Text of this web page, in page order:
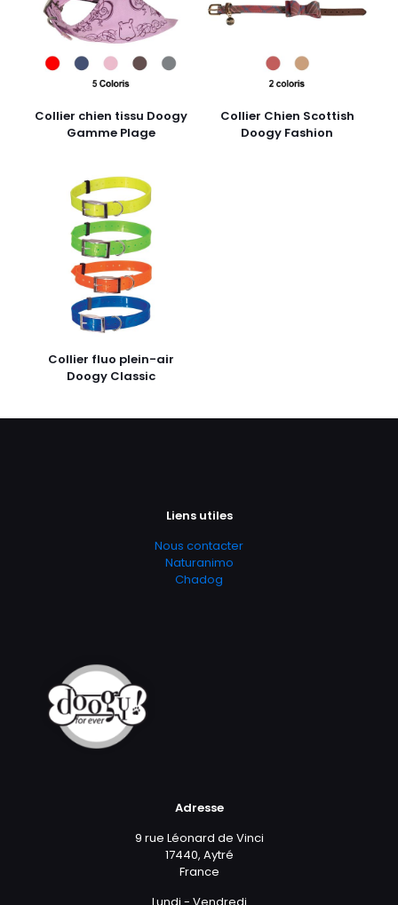
Collier chien tissu Doogy
Gamme Plage
Collier Chien Scottish
Doogy Fashion
Collier fluo plein-air
Doogy Classic
Liens utiles
Nous contacter
Naturanimo
Chadog
Adresse
9 rue Léonard de Vinci
17440, Aytré
France
Lundi - Vendredi